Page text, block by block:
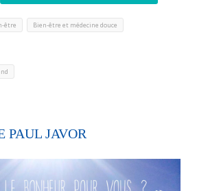
être Bien-être et médecine douce
PAUL JAVOR